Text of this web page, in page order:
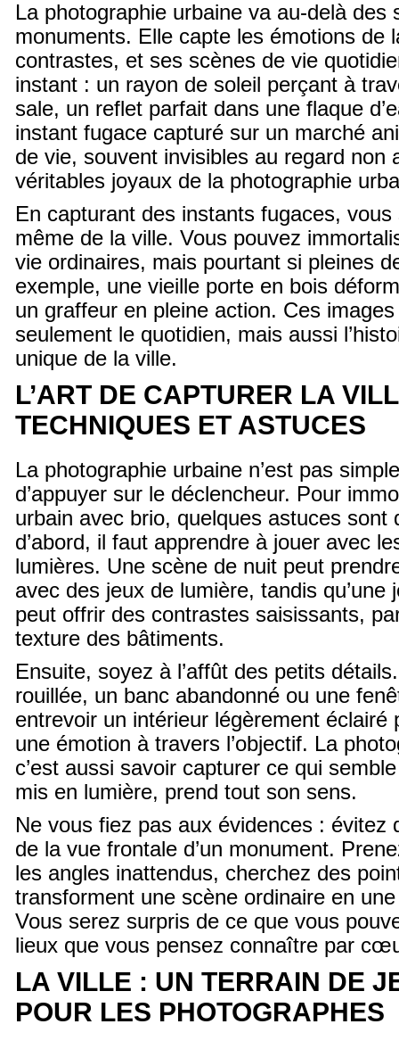
La photographie urbaine va au-delà des
monuments. Elle capte les émotions de
contrastes, et ses scènes de vie
instant : un rayon de soleil perçant à
sale, un reflet parfait dans une flaque
instant fugace capturé sur un marché
de vie, souvent invisibles au regard non
véritables joyaux de la photographie
En capturant des instants fugaces, vous
même de la ville. Vous pouvez
vie ordinaires, mais pourtant si pleines
exemple, une vieille porte en bois
un graffeur en pleine action. Ces
seulement le quotidien, mais aussi
unique de la ville.
L’ART DE CAPTURER LA
TECHNIQUES ET ASTUCES
La photographie urbaine n’est pas
d’appuyer sur le déclencheur. Pour
urbain avec brio, quelques astuces sont
d’abord, il faut apprendre à jouer avec
lumières. Une scène de nuit peut
avec des jeux de lumière, tandis qu’une
peut offrir des contrastes saisissants,
texture des bâtiments.
Ensuite, soyez à l’affût des petits
rouillée, un banc abandonné ou une
entrevoir un intérieur légèrement éclairé
une émotion à travers l’objectif. La
c’est aussi savoir capturer ce qui
mis en lumière, prend tout son sens.
Ne vous fiez pas aux évidences : évitez
de la vue frontale d’un monument.
les angles inattendus, cherchez des
transforment une scène ordinaire en une
Vous serez surpris de ce que vous
lieux que vous pensez connaître par
LA VILLE : UN TERRAIN DE
POUR LES PHOTOGRAPHES